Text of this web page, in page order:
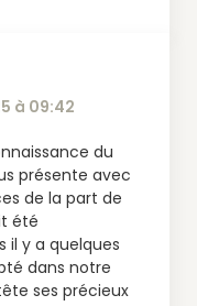
à 09:42
du
présente avec
de la part de
été
il y a quelques
dans notre
ses précieux